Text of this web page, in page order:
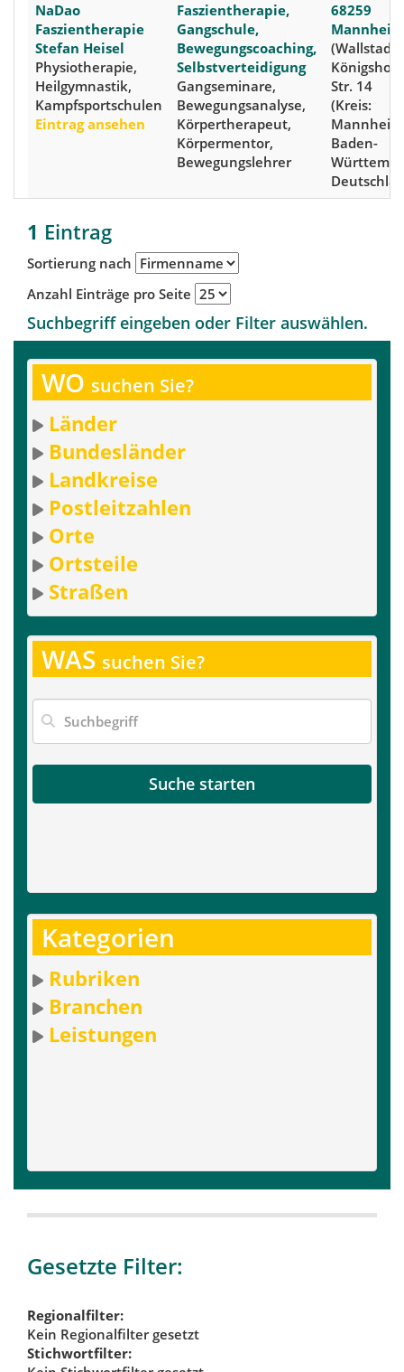
NaDao
Faszientherapie
Stefan Heisel
Physiotherapie,
Heilgymnastik,
Kampfsportschulen
Eintrag ansehen
Faszientherapie,
Gangschule,
Bewegungscoaching,
Selbstverteidigung
Gangseminare,
Bewegungsanalyse,
Körpertherapeut,
Körpermentor,
Bewegungslehrer
68259
Mannheim
(Wallstadt),
Str. 14
(Kreis:
Baden-
1 Eintrag
Sortierung nach
Anzahl Einträge pro Seite
Suchbegriff eingeben oder Filter auswählen.
WO suchen Sie?
Länder
Bundesländer
Landkreise
Postleitzahlen
Orte
Ortsteile
Straßen
WAS suchen Sie?
Suche starten
Kategorien
Rubriken
Branchen
Leistungen
Gesetzte Filter:
Regionalfilter:
Kein Regionalfilter gesetzt
Stichwortfilter: